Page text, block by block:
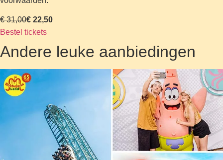
€ 31,00€ 22,50
Bestel tickets
Andere leuke aanbiedingen